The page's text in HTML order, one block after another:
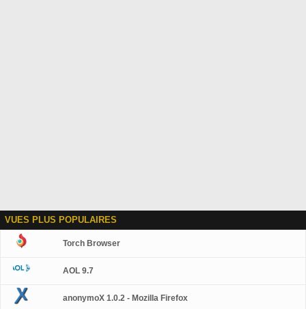
VUES PLUS POPULAIRES
Torch Browser
AOL 9.7
anonymoX 1.0.2 - Mozilla Firefox